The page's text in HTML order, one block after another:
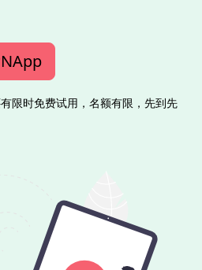
限时免费试用，名额有限，先到先